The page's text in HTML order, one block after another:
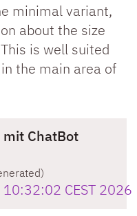
minimal variant,
about the size
is well suited
the main area of
ChatBot
CEST 2026